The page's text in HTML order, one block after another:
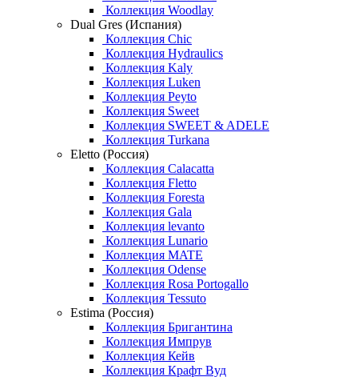
Коллекция Woodlay
Dual Gres (Испания)
Коллекция Chic
Коллекция Hydraulics
Коллекция Kaly
Коллекция Luken
Коллекция Peyto
Коллекция Sweet
Коллекция SWEET & ADELE
Коллекция Turkana
Eletto (Россия)
Коллекция Calacatta
Коллекция Fletto
Коллекция Foresta
Коллекция Gala
Коллекция levanto
Коллекция Lunario
Коллекция MATE
Коллекция Odense
Коллекция Rosa Portogallo
Коллекция Tessuto
Estima (Россия)
Коллекция Бригантина
Коллекция Импрув
Коллекция Кейв
Коллекция Крафт Вуд